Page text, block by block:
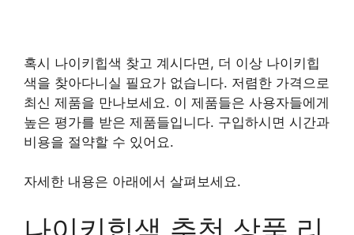
혹시 나이키힙색 찾고 계시다면, 더 이상 나이키힙
색을 찾아다니실 필요가 없습니다. 저렴한 가격으로
최신 제품을 만나보세요. 이 제품들은 사용자들에게
높은 평가를 받은 제품들입니다. 구입하시면 시간과
비용을 절약할 수 있어요.
자세한 내용은 아래에서 살펴보세요.
나이키힙색 추천 상품 리